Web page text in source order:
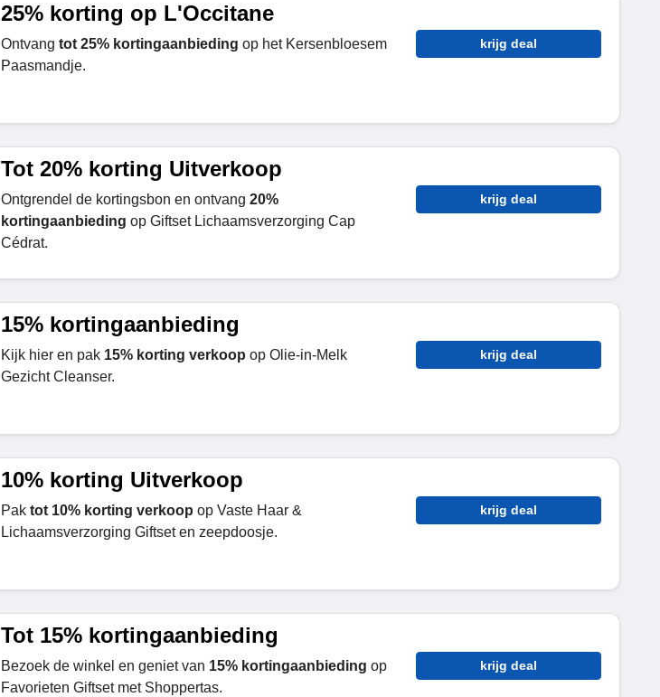
25% korting op L'Occitane
Ontvang tot 25% kortingaanbieding op het Kersenbloesem
Paasmandje.
krijg deal
Tot 20% korting Uitverkoop
Ontgrendel de kortingsbon en ontvang 20%
kortingaanbieding op Giftset Lichaamsverzorging Cap
Cédrat.
krijg deal
15% kortingaanbieding
Kijk hier en pak 15% korting verkoop op Olie-in-Melk
Gezicht Cleanser.
krijg deal
10% korting Uitverkoop
Pak tot 10% korting verkoop op Vaste Haar &
Lichaamsverzorging Giftset en zeepdoosje.
krijg deal
Tot 15% kortingaanbieding
Bezoek de winkel en geniet van 15% kortingaanbieding op
Favorieten Giftset met Shoppertas.
krijg deal